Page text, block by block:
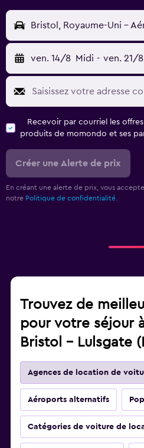
ven. 14/8 Midi - ven. 21/8
Recevoir par courriel les
produits de momondo et ses
Créer une Alerte de prix
En créant une alerte de prix, vous
notre Politique de confidentialité.
Trouvez de
pour votre séjour
Bristol - Lulsgate
Agences de location de
Aéroports alternatifs
Catégories de voiture de